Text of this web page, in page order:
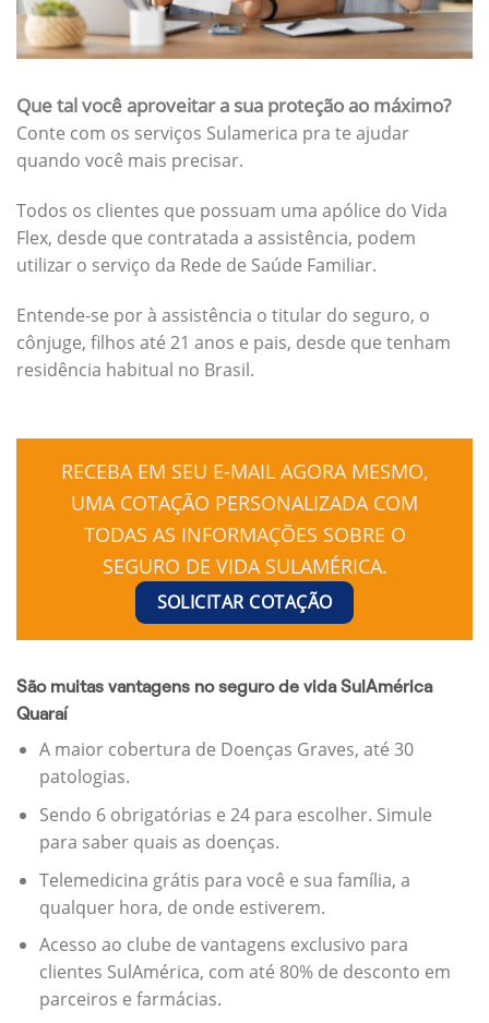
Que tal você aproveitar a sua proteção ao máximo?
Conte com os serviços Sulamerica pra te ajudar
quando você mais precisar.
Todos os clientes que possuam uma apólice do Vida
Flex, desde que contratada a assistência, podem
utilizar o serviço da Rede de Saúde Familiar.
Entende-se por à assistência o titular do seguro, o
cônjuge, filhos até 21 anos e pais, desde que tenham
residência habitual no Brasil.
RECEBA EM SEU E-MAIL AGORA MESMO,
UMA COTAÇÃO PERSONALIZADA COM
TODAS AS INFORMAÇÕES SOBRE O
SEGURO DE VIDA SULAMÉRICA.
SOLICITAR COTAÇÃO
São muitas vantagens no seguro de vida SulAmérica
Quaraí
A maior cobertura de Doenças Graves, até 30
patologias.
Sendo 6 obrigatórias e 24 para escolher. Simule
para saber quais as doenças.
Telemedicina grátis para você e sua família, a
qualquer hora, de onde estiverem.
Acesso ao clube de vantagens exclusivo para
clientes SulAmérica, com até 80% de desconto em
parceiros e farmácias.